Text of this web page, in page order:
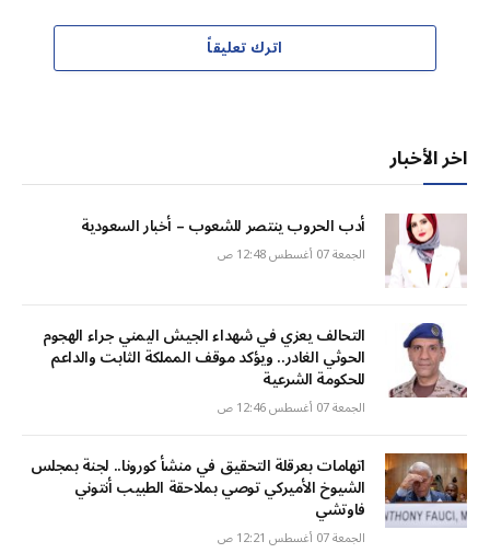
اترك تعليقاً
اخر الأخبار
أدب الحروب ينتصر للشعوب – أخبار السعودية
الجمعة 07 أغسطس 12:48 ص
التحالف يعزي في شهداء الجيش اليمني جراء الهجوم
الحوثي الغادر.. ويؤكد موقف المملكة الثابت والداعم
للحكومة الشرعية
الجمعة 07 أغسطس 12:46 ص
اتهامات بعرقلة التحقيق في منشأ كورونا.. لجنة بمجلس
الشيوخ الأميركي توصي بملاحقة الطبيب أنتوني
فاوتشي
الجمعة 07 أغسطس 12:21 ص